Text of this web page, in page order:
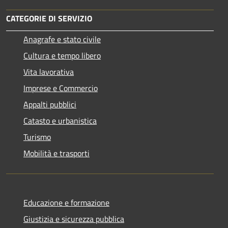
CATEGORIE DI SERVIZIO
Anagrafe e stato civile
Cultura e tempo libero
Vita lavorativa
Imprese e Commercio
Appalti pubblici
Catasto e urbanistica
Turismo
Mobilità e trasporti
Educazione e formazione
Giustizia e sicurezza pubblica